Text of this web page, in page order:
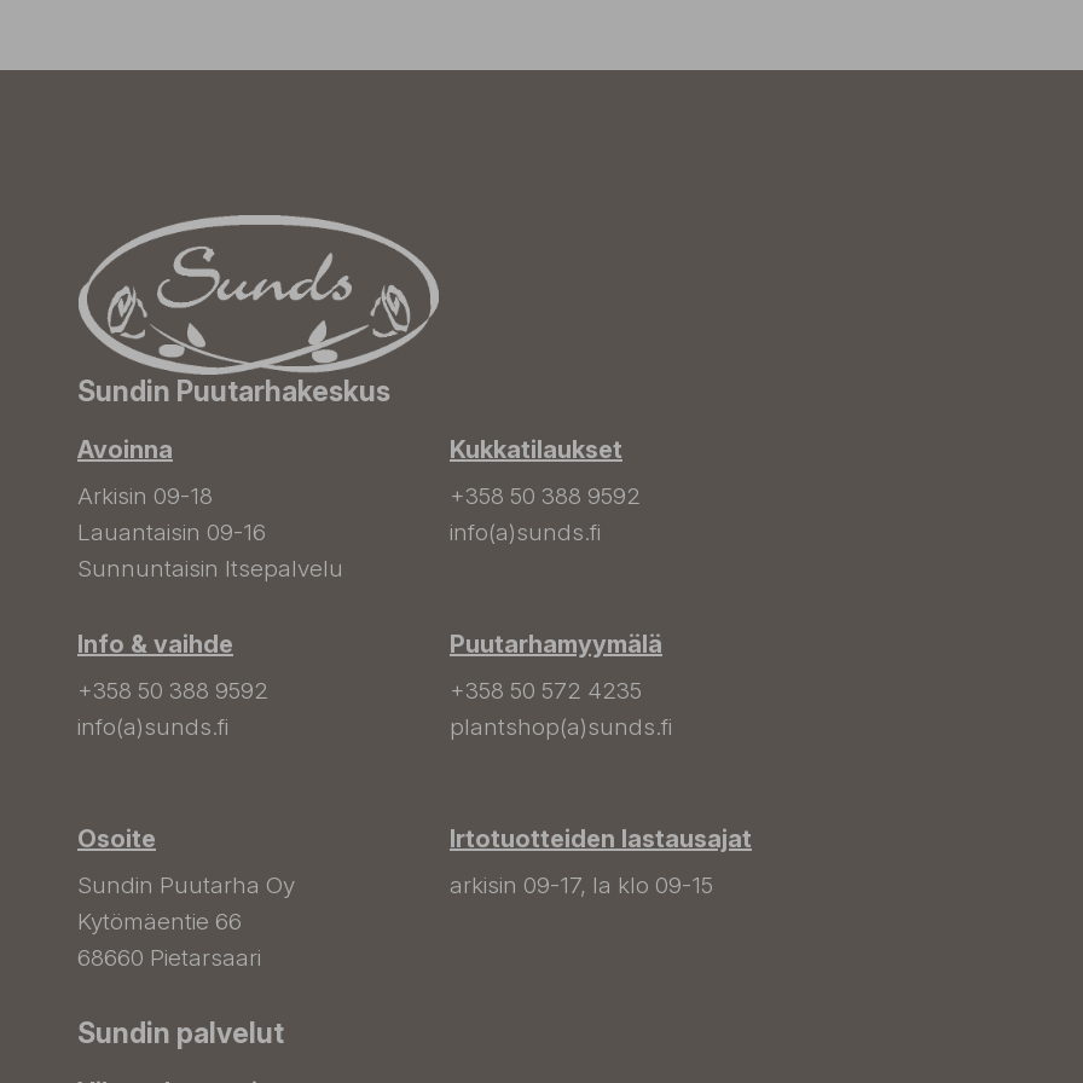
Sundin Puutarhakeskus
Avoinna
Arkisin 09-18
Lauantaisin 09-16
Sunnuntaisin Itsepalvelu
Info & vaihde
+358 50 388 9592
info(a)sunds.fi
Osoite
Sundin Puutarha Oy
Kytömäentie 66
68660 Pietarsaari
Kukkatilaukset
+358 50 388 9592
info(a)sunds.fi
Puutarhamyymälä
+358 50 572 4235
plantshop(a)sunds.fi
Irtotuotteiden lastausajat
arkisin 09-17, la klo 09-15
Sundin palvelut